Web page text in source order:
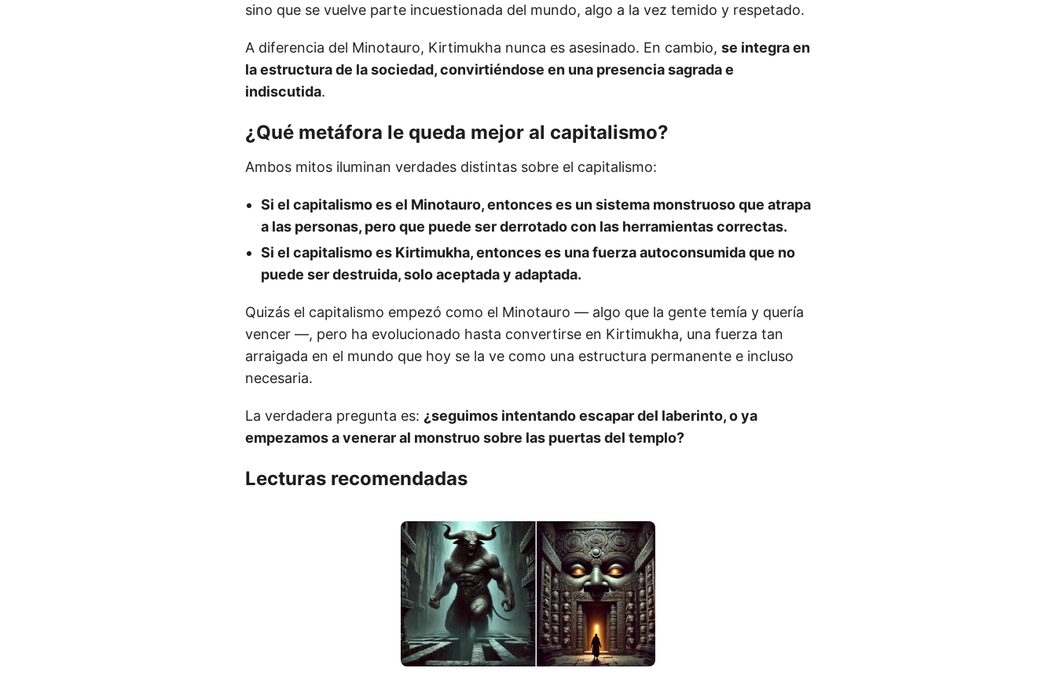
sino que se vuelve parte incuestionada del mundo, algo a la vez temido y respetado.
A diferencia del Minotauro, Kirtimukha nunca es asesinado. En cambio, se integra en
la estructura de la sociedad, convirtiéndose en una presencia sagrada e
indiscutida.
¿Qué metáfora le queda mejor al capitalismo?
Ambos mitos iluminan verdades distintas sobre el capitalismo:
Si el capitalismo es el Minotauro, entonces es un sistema monstruoso que atrapa
a las personas, pero que puede ser derrotado con las herramientas correctas.
Si el capitalismo es Kirtimukha, entonces es una fuerza autoconsumida que no
puede ser destruida, solo aceptada y adaptada.
Quizás el capitalismo empezó como el Minotauro — algo que la gente temía y quería
vencer —, pero ha evolucionado hasta convertirse en Kirtimukha, una fuerza tan
arraigada en el mundo que hoy se la ve como una estructura permanente e incluso
necesaria.
La verdadera pregunta es: ¿seguimos intentando escapar del laberinto, o ya
empezamos a venerar al monstruo sobre las puertas del templo?
Lecturas recomendadas